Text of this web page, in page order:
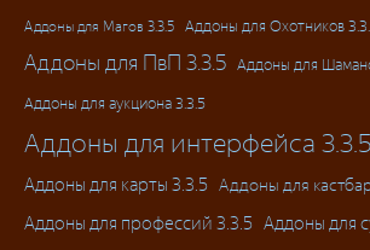
Аддоны для Магов 3.3.5 Аддоны для Охотников
Аддоны для ПвП 3.3.5 Аддоны для
Аддоны для аукциона 3.3.5
Аддоны для интерфейса 3.3.5
Аддоны для карты 3.3.5 Аддоны для
Аддоны для профессий 3.3.5 Аддоны для